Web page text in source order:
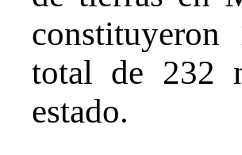
total de 232
estado.